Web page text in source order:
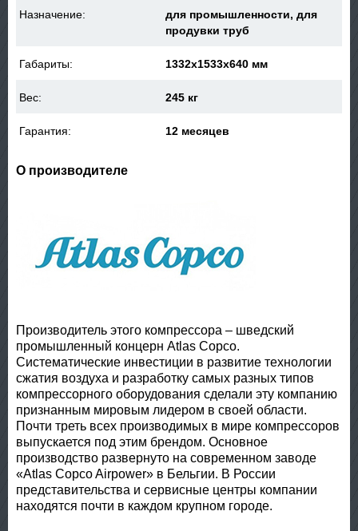
Назначение:
для промышленности, для
продувки труб
Габариты: 1332x1533x640 мм
Вес: 245 кг
Гарантия: 12 месяцев
О производителе
Производитель этого компрессора – шведский
промышленный концерн Atlas Copco.
Систематические инвестиции в развитие технологии
сжатия воздуха и разработку самых разных типов
компрессорного оборудования сделали эту компанию
признанным мировым лидером в своей области.
Почти треть всех производимых в мире компрессоров
выпускается под этим брендом. Основное
производство развернуто на современном заводе
«Atlas Copco Airpower» в Бельгии. В России
представительства и сервисные центры компании
находятся почти в каждом крупном городе.